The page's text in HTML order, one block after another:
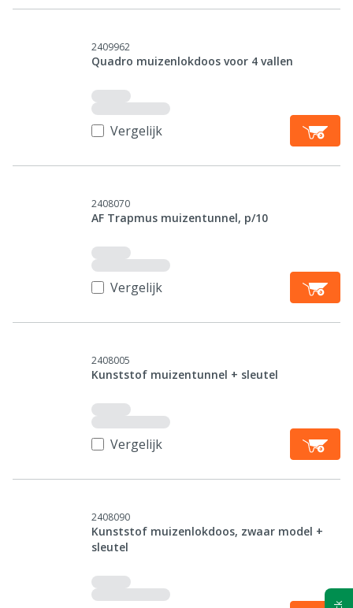
2409962
Quadro muizenlokdoos voor 4 vallen
Vergelijk
2408070
AF Trapmus muizentunnel, p/10
Vergelijk
2408005
Kunststof muizentunnel + sleutel
Vergelijk
2408090
Kunststof muizenlokdoos, zwaar model +
sleutel